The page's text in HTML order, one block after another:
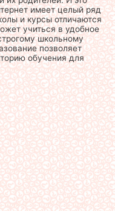
имеет целый ряд
и курсы отличаются
учиться в удобное
школьному
позволяет
обучения для